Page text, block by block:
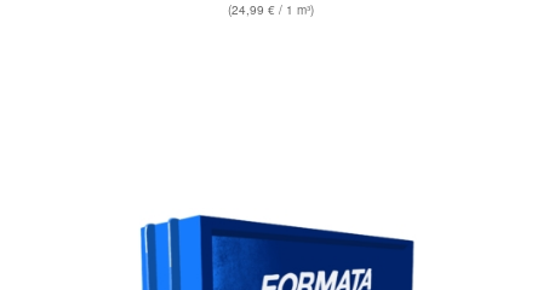
(24,99€ / 1 m³)